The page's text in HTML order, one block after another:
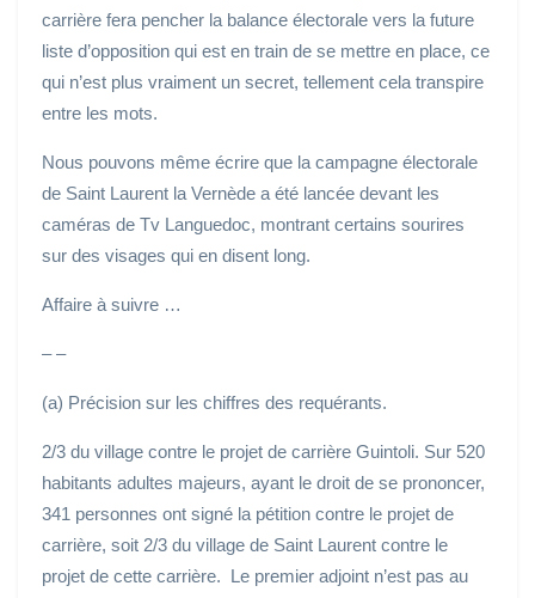
carrière fera pencher la balance électorale vers la future
liste d’opposition qui est en train de se mettre en place, ce
qui n’est plus vraiment un secret, tellement cela transpire
entre les mots.
Nous pouvons même écrire que la campagne électorale
de Saint Laurent la Vernède a été lancée devant les
caméras de Tv Languedoc, montrant certains sourires
sur des visages qui en disent long.
Affaire à suivre …
– –
(a) Précision sur les chiffres des requérants.
2/3 du village contre le projet de carrière Guintoli. Sur 520
habitants adultes majeurs, ayant le droit de se prononcer,
341 personnes ont signé la pétition contre le projet de
carrière, soit 2/3 du village de Saint Laurent contre le
projet de cette carrière. Le premier adjoint n’est pas au